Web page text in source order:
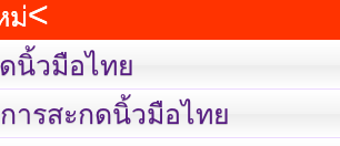
ม่
นิ้วมือไทย
ารสะกดนิ้วมือไทย